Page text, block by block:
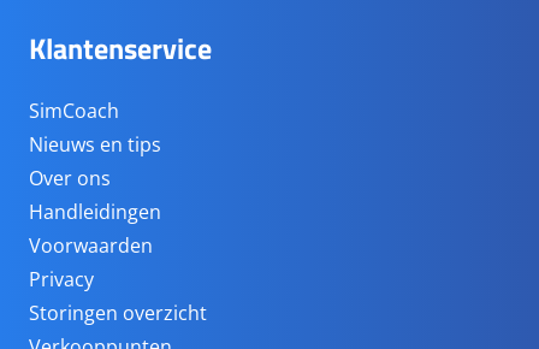
Klantenservice
SimCoach
Nieuws en tips
Over ons
Handleidingen
Voorwaarden
Privacy
Storingen overzicht